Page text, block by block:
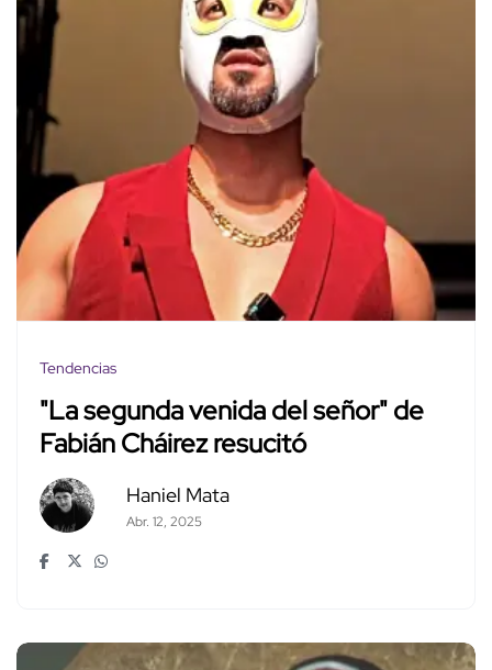
Tendencias
"La segunda venida del señor" de
Fabián Cháirez resucitó
Haniel Mata
Abr. 12, 2025